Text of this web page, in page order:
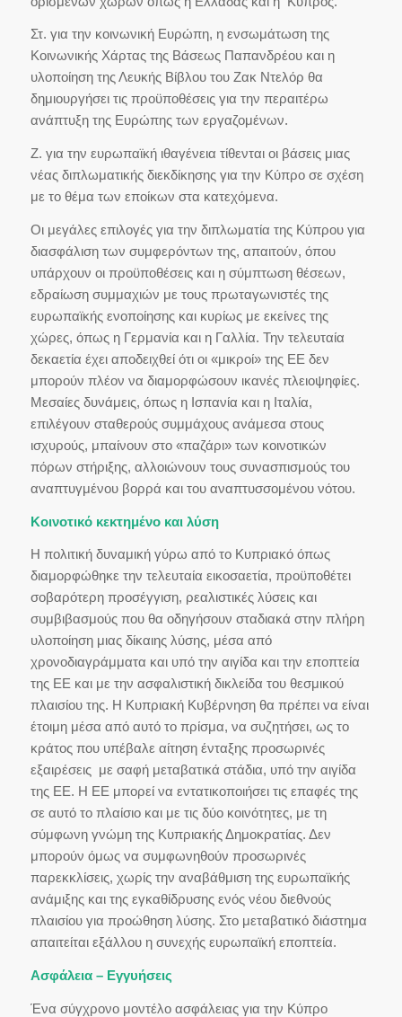
Στ. για την κοινωνική Ευρώπη, η ενσωμάτωση της
Κοινωνικής Χάρτας της Βάσεως Παπανδρέου και η
υλοποίηση της Λευκής Βίβλου του Ζακ Ντελόρ θα
δημιουργήσει τις προϋποθέσεις για την περαιτέρω
ανάπτυξη της Ευρώπης των εργαζομένων.
Ζ. για την ευρωπαϊκή ιθαγένεια τίθενται οι βάσεις μιας
νέας διπλωματικής διεκδίκησης για την Κύπρο σε σχέση
με το θέμα των εποίκων στα κατεχόμενα.
Οι μεγάλες επιλογές για την διπλωματία της Κύπρου για
διασφάλιση των συμφερόντων της, απαιτούν, όπου
υπάρχουν οι προϋποθέσεις και η σύμπτωση θέσεων,
εδραίωση συμμαχιών με τους πρωταγωνιστές της
ευρωπαϊκής ενοποίησης και κυρίως με εκείνες της
χώρες, όπως η Γερμανία και η Γαλλία. Την τελευταία
δεκαετία έχει αποδειχθεί ότι οι «μικροί» της ΕΕ δεν
μπορούν πλέον να διαμορφώσουν ικανές πλειοψηφίες.
Μεσαίες δυνάμεις, όπως η Ισπανία και η Ιταλία,
επιλέγουν σταθερούς συμμάχους ανάμεσα στους
ισχυρούς, μπαίνουν στο «παζάρι» των κοινοτικών
πόρων στήριξης, αλλοιώνουν τους συνασπισμούς του
αναπτυγμένου βορρά και του αναπτυσσομένου νότου.
Κοινοτικό κεκτημένο και λύση
Η πολιτική δυναμική γύρω από το Κυπριακό όπως
διαμορφώθηκε την τελευταία εικοσαετία, προϋποθέτει
σοβαρότερη προσέγγιση, ρεαλιστικές λύσεις και
συμβιβασμούς που θα οδηγήσουν σταδιακά στην πλήρη
υλοποίηση μιας δίκαιης λύσης, μέσα από
χρονοδιαγράμματα και υπό την αιγίδα και την εποπτεία
της ΕΕ και με την ασφαλιστική δικλείδα του θεσμικού
πλαισίου της. Η Κυπριακή Κυβέρνηση θα πρέπει να είναι
έτοιμη μέσα από αυτό το πρίσμα, να συζητήσει, ως το
κράτος που υπέβαλε αίτηση ένταξης προσωρινές
εξαιρέσεις με σαφή μεταβατικά στάδια, υπό την αιγίδα
της ΕΕ. Η ΕΕ μπορεί να εντατικοποιήσει τις επαφές της
σε αυτό το πλαίσιο και με τις δύο κοινότητες, με τη
σύμφωνη γνώμη της Κυπριακής Δημοκρατίας. Δεν
μπορούν όμως να συμφωνηθούν προσωρινές
παρεκκλίσεις, χωρίς την αναβάθμιση της ευρωπαϊκής
ανάμιξης και της εγκαθίδρυσης ενός νέου διεθνούς
πλαισίου για προώθηση λύσης. Στο μεταβατικό διάστημα
απαιτείται εξάλλου η συνεχής ευρωπαϊκή εποπτεία.
Ασφάλεια – Εγγυήσεις
Ένα σύγχρονο μοντέλο ασφάλειας για την Κύπρο